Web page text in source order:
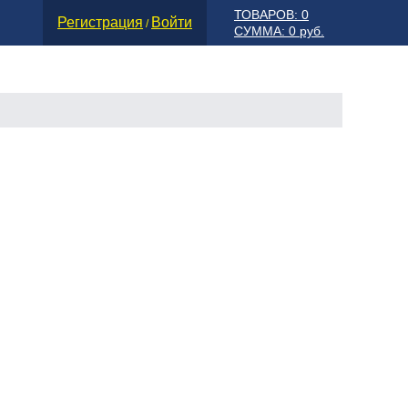
ТОВАРОВ: 0
СУММА: 0 руб.
Регистрация / Войти